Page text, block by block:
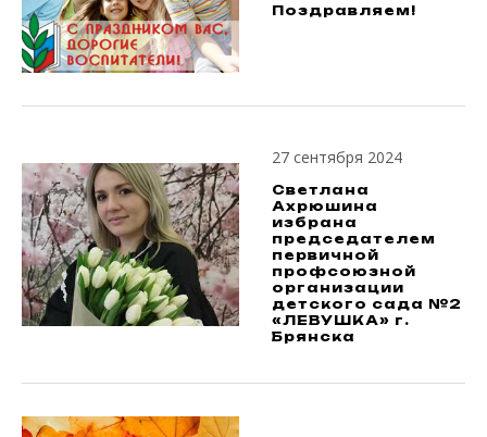
Поздравляем!
27 сентября 2024
Светлана
Ахрюшина
избрана
председателем
первичной
профсоюзной
организации
детского сада №2
«ЛЕВУШКА» г.
Брянска